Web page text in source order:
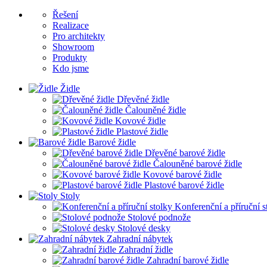
Řešení
Realizace
Pro architekty
Showroom
Produkty
Kdo jsme
Židle
Dřevěné židle
Čalouněné židle
Kovové židle
Plastové židle
Barové židle
Dřevěné barové židle
Čalouněné barové židle
Kovové barové židle
Plastové barové židle
Stoly
Konferenční a příruční
Stolové podnože
Stolové desky
Zahradní nábytek
Zahradní židle
Zahradní barové židle